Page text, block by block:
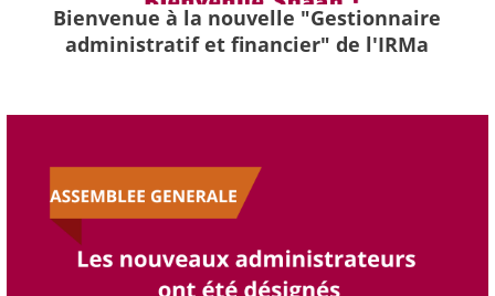
Bienvenue à la nouvelle "Gestionnaire
administratif et financier" de l'IRMa